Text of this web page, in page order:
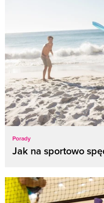
Porady
Jak na sportowo